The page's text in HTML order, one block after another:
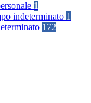
1
indeterminato 1
172